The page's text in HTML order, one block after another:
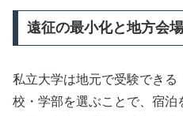
遠征の最小化と地方会
私立大学は地元で受験でき
校・学部を選ぶことで、宿泊